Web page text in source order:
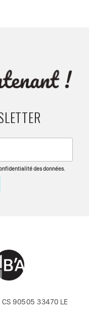
des données.
90505 33470 LE